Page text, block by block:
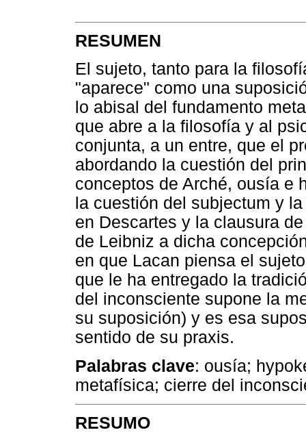
RESUMEN
El sujeto, tanto para la
"aparece" como una
lo abisal del fundamento
que abre a la filosofía y al
conjunta, a un entre, que el
abordando la cuestión del
conceptos de Arché, ousía e
la cuestión del subjectum y
en Descartes y la clausura
de Leibniz a dicha
en que Lacan piensa el
que le ha entregado la
del inconsciente supone la
su suposición) y es esa
sentido de su praxis.
Palabras clave: ousía;
metafísica; cierre del
RESUMO